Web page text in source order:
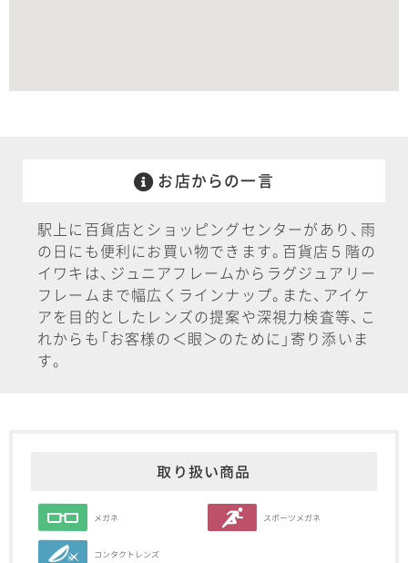
お店からの一言
駅上に百貨店とショッピングセンターがあり 、雨
の日にも便利にお買い物できます。百貨店５階の
イワキは、ジュニアフレームからラグジュアリー
フレームまで幅広くラインナップ。また、アイケ
アを目的としたレンズの提案や深視力検査等、こ
れからも「お客様の＜眼＞のために 」寄り添いま
す。
取り扱い商品
メガネ スポーツメガネ
コンタクトレンズ